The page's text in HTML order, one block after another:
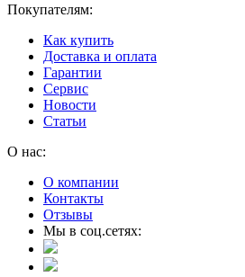
Покупателям:
Как купить
Доставка и оплата
Гарантии
Сервис
Новости
Статьи
О нас:
О компании
Контакты
Отзывы
Мы в соц.сетях: